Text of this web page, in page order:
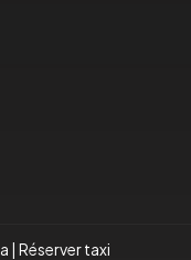
| Réserver taxi